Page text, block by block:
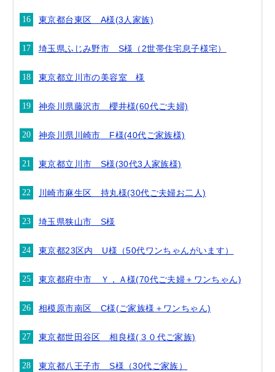
東京都台東区 A様(3人家族)
埼玉県ふじみ野市 S様（2世帯住宅息子様宅）
東京都立川市の美容室 様
神奈川県藤沢市 櫻井様(60代ご夫婦)
神奈川県川崎市 F様(40代ご家族様)
東京都立川市 S様(30代3人家族様)
川崎市麻生区 持丸様(30代ご夫婦お二人)
埼玉県狭山市 S様
東京都23区内 U様（50代ワンちゃんがいます）
東京都府中市 Ｙ，Ａ様(70代ご夫婦＋ワンちゃん)
相模原市南区 C様(ご家族様＋ワンちゃん)
東京都世田谷区 相良様(３０代ご家族)
東京都八王子市 S様（30代ご家族）